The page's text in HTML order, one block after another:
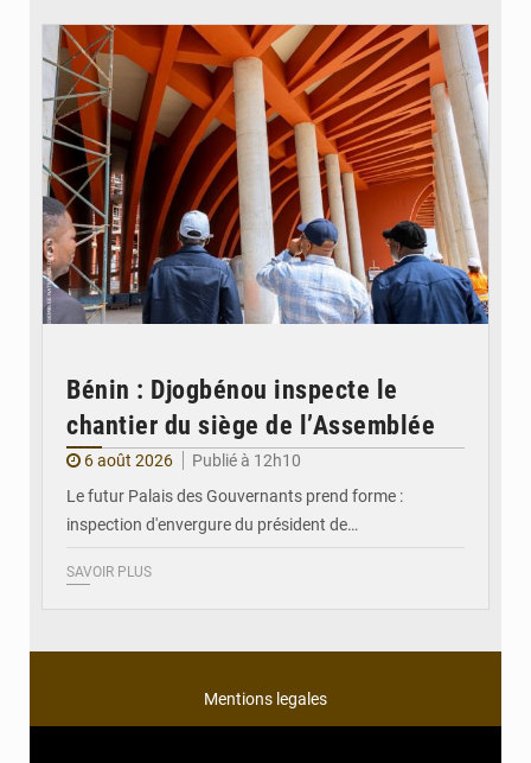
Bénin : Djogbénou inspecte le
chantier du siège de l’Assemblée
6 août 2026
Publié à 12h10
Le futur Palais des Gouvernants prend forme :
inspection d'envergure du président de…
SAVOIR PLUS
Mentions legales